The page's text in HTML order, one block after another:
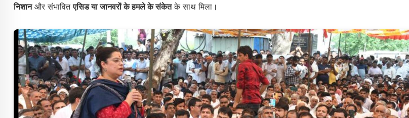
निशानऔर संभावितएसिड या जानवरों के हमले के संकेतके साथ मिला।